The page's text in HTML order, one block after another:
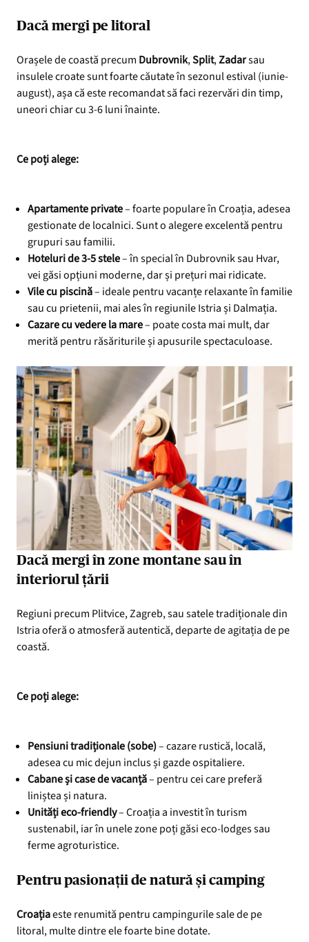
Dacă mergi pe litoral
Orașele de coastă precum Dubrovnik,Split,Zadarsau
insulele croate sunt foarte căutate în sezonul estival (iunie-
august), așa că este recomandat să faci rezervări din timp,
uneori chiar cu 3-6 luni înainte.
Ce poți alege:
Apartamente private– foarte populare în Croația, adesea
gestionate de localnici. Sunt o alegere excelentă pentru
grupuri sau familii.
Hoteluri de 3-5 stele– în special în Dubrovnik sau Hvar,
vei găsi opțiuni moderne, dar și prețuri mai ridicate.
Vile cu piscină– ideale pentru vacanțe relaxante în familie
sau cu prietenii, mai ales în regiunile Istria și Dalmația.
Cazare cu vedere la mare– poate costa mai mult, dar
merită pentru răsăriturile și apusurile spectaculoase.
Dacă mergi în zone montane sau în
interiorul țării
Regiuni precum Plitvice, Zagreb, sau satele tradiționale din
Istria oferă o atmosferă autentică, departe de agitația de pe
coastă.
Ce poți alege:
Pensiuni tradiționale (sobe)– cazare rustică, locală,
adesea cu mic dejun inclus și gazde ospitaliere.
Cabane și case de vacanță– pentru cei care preferă
liniștea și natura.
Unități eco-friendly– Croația a investit în turism
sustenabil, iar în unele zone poți găsi eco-lodges sau
ferme agroturistice.
Pentru pasionații de natură și camping
Croațiaeste renumită pentru campingurile sale de pe
litoral, multe dintre ele foarte bine dotate.